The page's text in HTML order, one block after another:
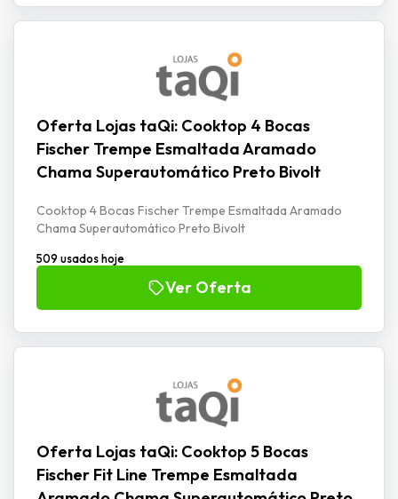
Oferta Lojas taQi: Cooktop 4 Bocas
Fischer Trempe Esmaltada Aramado
Chama Superautomático Preto Bivolt
Cooktop 4 Bocas Fischer Trempe Esmaltada Aramado
Chama Superautomático Preto Bivolt
509 usados hoje
Ver Oferta
Oferta Lojas taQi: Cooktop 5 Bocas
Fischer Fit Line Trempe Esmaltada